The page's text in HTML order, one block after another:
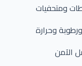
ومتحفيات
وحرارة
الآمن